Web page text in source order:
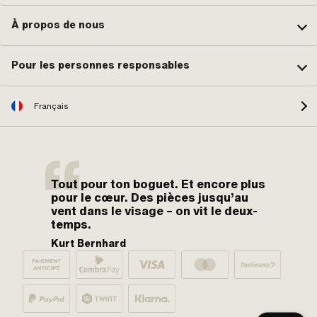
À propos de nous
Pour les personnes responsables
Français
Tout pour ton boguet. Et encore plus
pour le cœur. Des pièces jusqu’au
vent dans le visage – on vit le deux-
temps.
Kurt Bernhard